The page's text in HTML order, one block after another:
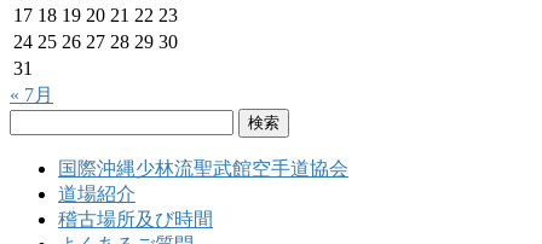
17 18 19 20 21 22 23
24 25 26 27 28 29 30
31
« 7月
国際沖縄少林流聖武館空手道協会
道場紹介
稽古場所及び時間